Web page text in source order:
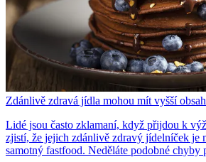
Zdánlivě zdravá jídla mohou mít vyšší
Lidé jsou často zklamaní, když přijdou k
zjistí, že jejich zdánlivě zdravý jídelníček je
samotný fastfood. Neděláte podobné chyby